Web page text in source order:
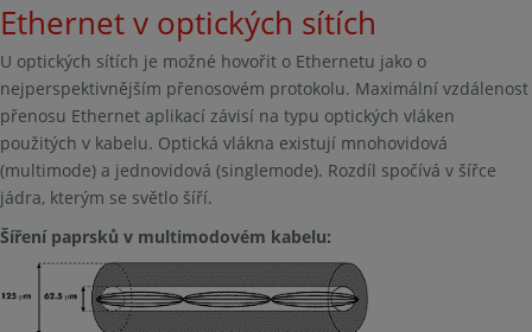
Ethernet v optických sítích
U optických sítích je možné hovořit o Ethernetu jako o
nejperspektivnějším přenosovém protokolu. Maximální vzdálenost
přenosu Ethernet aplikací závisí na typu optických vláken
použitých v kabelu. Optická vlákna existují mnohovidová
(multimode) a jednovidová (singlemode). Rozdíl spočívá v šířce
jádra, kterým se světlo šíří.
Šíření paprsků v multimodovém kabelu: